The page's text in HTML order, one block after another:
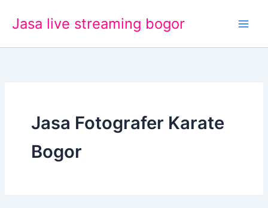
Jasa live streaming bogor
Jasa Fotografer Karate
Bogor